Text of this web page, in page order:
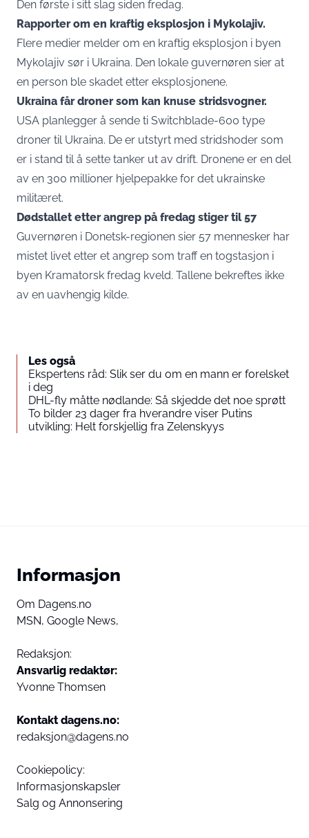
Den første i sitt slag siden fredag.
Rapporter om en kraftig eksplosjon i Mykolajiv.
Flere medier melder om en kraftig eksplosjon i byen
Mykolajiv sør i Ukraina. Den lokale guvernøren sier at
en person ble skadet etter eksplosjonene.
Ukraina får droner som kan knuse stridsvogner.
USA planlegger å sende ti Switchblade-600 type
droner til Ukraina. De er utstyrt med stridshoder som
er i stand til å sette tanker ut av drift. Dronene er en del
av en 300 millioner hjelpepakke for det ukrainske
militæret.
Dødstallet etter angrep på fredag stiger til 57
Guvernøren i Donetsk-regionen sier 57 mennesker har
mistet livet etter et angrep som traff en togstasjon i
byen Kramatorsk fredag kveld. Tallene bekreftes ikke
av en uavhengig kilde.
Les også
Ekspertens råd: Slik ser du om en mann er forelsket
i deg
DHL-fly måtte nødlande: Så skjedde det noe sprøtt
To bilder 23 dager fra hverandre viser Putins
utvikling: Helt forskjellig fra Zelenskyys
Informasjon
Om Dagens.no
MSN, Google News,
Redaksjon:
Ansvarlig redaktør:
Yvonne Thomsen
Kontakt dagens.no:
redaksjon@dagens.no
Cookiepolicy:
Informasjonskapsler
Salg og Annonsering